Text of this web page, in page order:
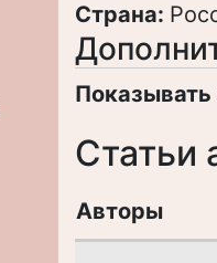
Страна:
Показывать
Статьи
Авторы